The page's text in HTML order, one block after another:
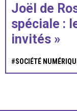
Joël de
spéciale :
invités »
#SOCIÉTÉ